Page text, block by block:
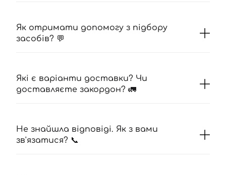
Як отримати допомогу з підбору
засобів? 💬
Які є варіанти доставки? Чи
доставляєте закордон? 🚛
Не знайшла відповіді. Як з вами
зв'язатися? 📞